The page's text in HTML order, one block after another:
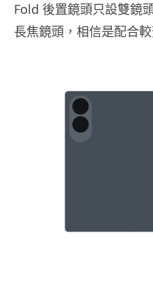
Fold 後置鏡頭只設雙鏡
長焦鏡頭，相信是配合